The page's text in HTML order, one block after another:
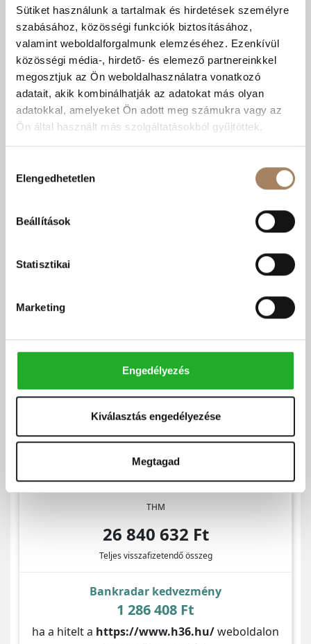
Sütiket használunk a tartalmak és hirdetések személyre
szabásához, közösségi funkciók biztosításához,
valamint weboldalforgalmunk elemzéséhez. Ezenkívül
közösségi média-, hirdető- és elemező partnereinkkel
megosztjuk az Ön weboldalhasználatra vonatkozó
adatait, akik kombinálhatják az adatokat más olyan
adatokkal, amelyeket Ön adott meg számukra vagy az
Ön által használt más szolgáltatásokból gyűjtöttek.
kiválasztása
Elengedhetetlen
Beállítások
Statisztikai
Marketing
Engedélyezés
Kiválasztás engedélyezése
Megtagad